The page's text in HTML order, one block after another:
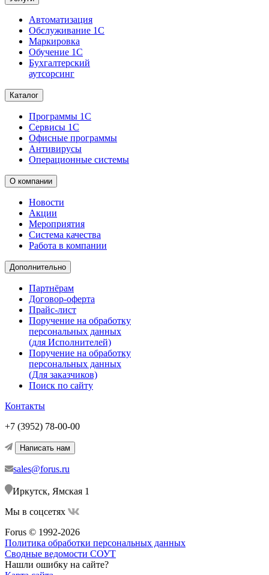
Автоматизация
Обслуживание 1С
Маркировка
Обучение 1С
Бухгалтерский
аутсорсинг
Каталог
Программы 1С
Сервисы 1С
Офисные программы
Антивирусы
Операционные системы
О компании
Новости
Акции
Мероприятия
Система качества
Работа в компании
Дополнительно
Партнёрам
Договор-оферта
Прайс-лист
Поручение на обработку
персональных данных
(для Исполнителей)
Поручение на обработку
персональных данных
(Для заказчиков)
Поиск по сайту
Контакты
+7 (3952) 78-00-00
Написать нам
sales@forus.ru
Иркутск, Ямская 1
Мы в соцсетях
Forus © 1992-2026
Политика обработки персональных данных
Сводные ведомости СОУТ
Нашли ошибку на сайте?